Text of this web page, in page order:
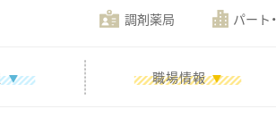
調剤薬局 パート
職場情報